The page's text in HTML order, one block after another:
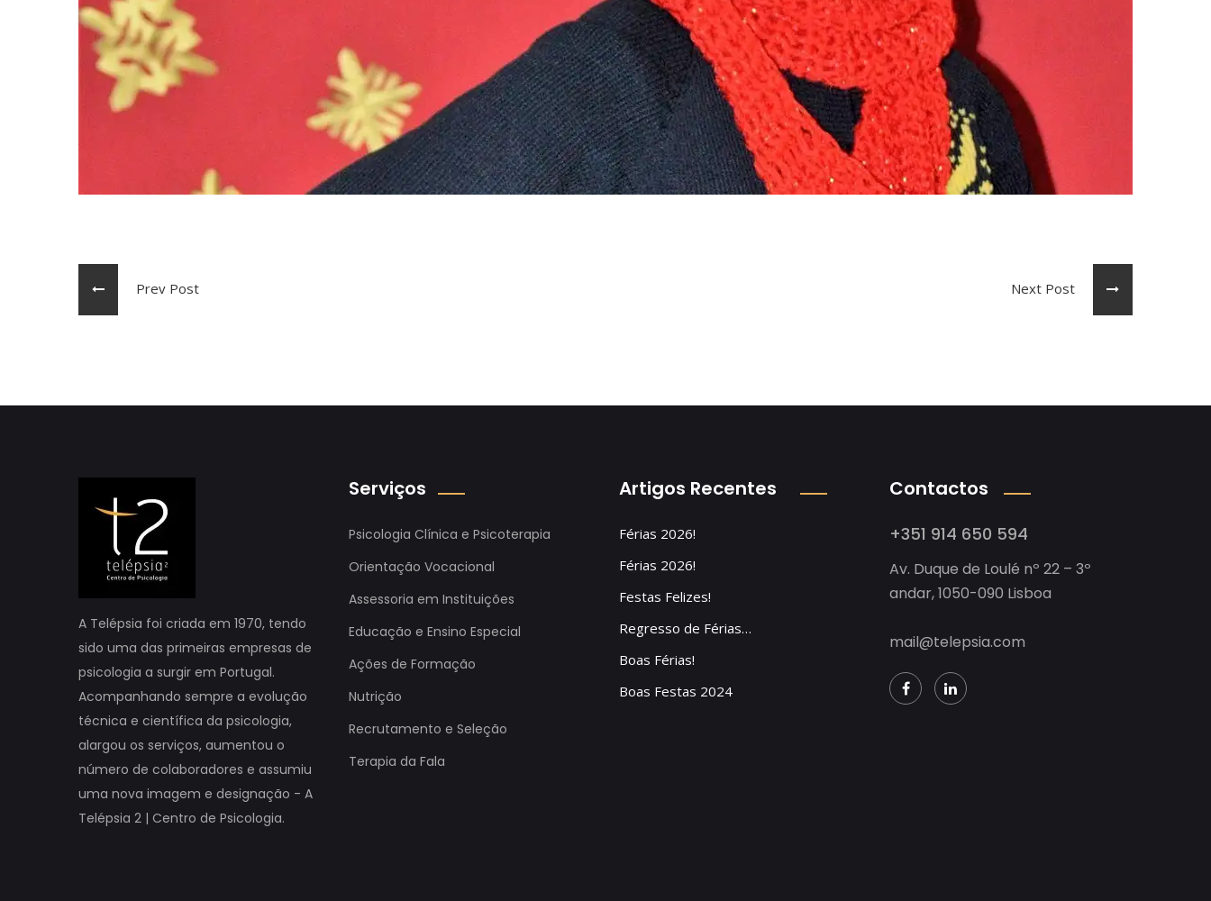
Prev Post Next Post
A Telépsia foi criada em 1970, tendo
sido uma das primeiras empresas de
psicologia a surgir em Portugal.
Acompanhando sempre a evolução
técnica e científica da psicologia,
alargou os serviços, aumentou o
número de colaboradores e assumiu
uma nova imagem e designação - A
Telépsia 2 | Centro de Psicologia.
Serviços
Psicologia Clínica e Psicoterapia
Orientação Vocacional
Assessoria em Instituições
Educação e Ensino Especial
Ações de Formação
Nutrição
Recrutamento e Seleção
Terapia da Fala
Artigos Recentes
Férias 2026!
Férias 2026!
Festas Felizes!
Regresso de Férias…
Boas Férias!
Boas Festas 2024
Contactos
+351 914 650 594
Av. Duque de Loulé nº 22 – 3º
andar, 1050-090 Lisboa
mail@telepsia.com